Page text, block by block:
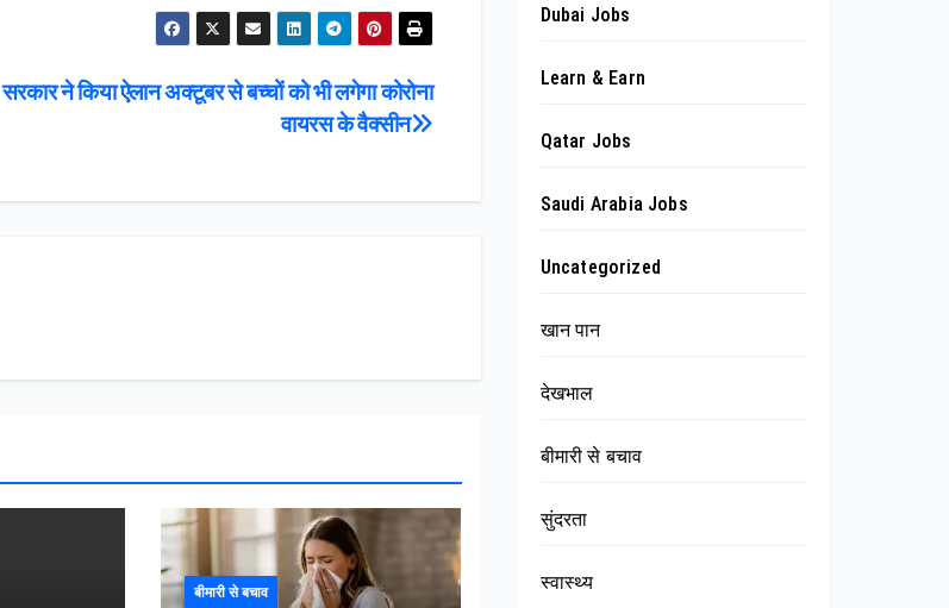
सरकार ने किया ऐलान अक्टूबर से बच्चों को भी लगेगा कोरोना
वायरस के वैक्सीन
बीमारी से बचाव
Dubai Jobs
Learn & Earn
Qatar Jobs
Saudi Arabia Jobs
Uncategorized
खान पान
देखभाल
बीमारी से बचाव
सुंदरता
स्वास्थ्य